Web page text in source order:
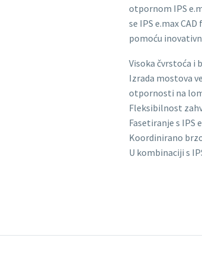
otpornom IPS
se IPS e.max
pomoću
Visoka čvrstoća
Izrada mostova
otpornosti na
Fleksibilnost
Fasetiranje s IPS
Koordinirano
U kombinaciji s